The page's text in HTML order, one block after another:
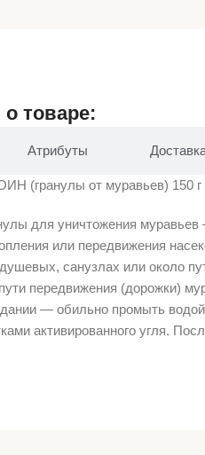
товаре:
Атрибуты
(гранулы от муравьев) 150 г
для уничтожения
или передвижения
санузлах или около
передвижения (дорожки)
— обильно промыть
активированного угля.